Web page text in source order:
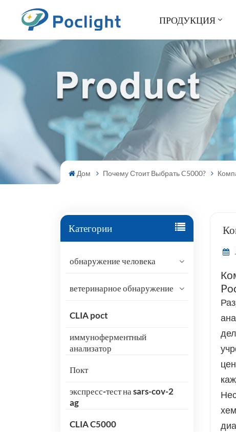
ПРОДУКЦИЯ
Дом Почему Стоит Выбрать C5000?
Категории
обнаружение человека
ветеринарное обнаружение
CLIA poct
иммуноферментный
анализатор
Покт
экспресс-тест на sars-cov-2
ag
CLIA C5000